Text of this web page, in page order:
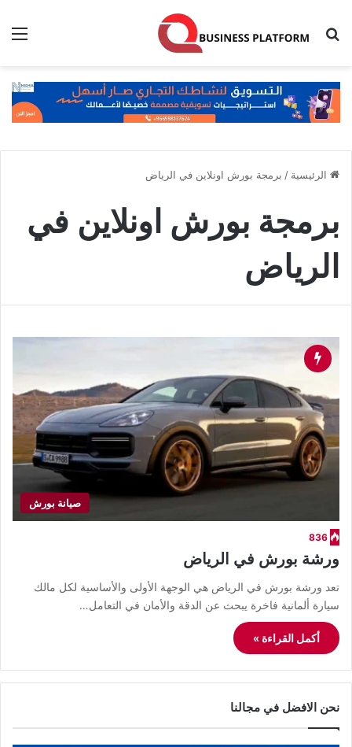
بحث عن
الرئيسية / برمجة بورش اونلاين في الرياض
برمجة بورش اونلاين في
الرياض
صيانة بورش
836
ورشة بورش في الرياض
​تعد ورشة بورش في الرياض هي الوجهة الأولى والأساسية لكل مالك
سيارة ألمانية فاخرة يبحث عن الدقة والأمان في التعامل…
أكمل القراءة »
نحن الافضل في مجالنا